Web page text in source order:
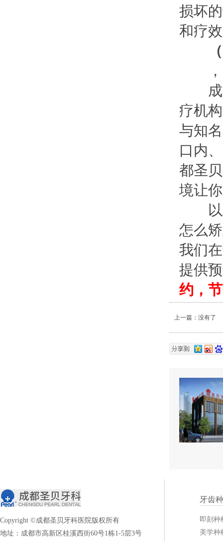
损坏
和疗
，
成都
疗机
与知
口内
都圣
境让
以上
怎么
我们
提供
约，
上一篇：没有了
Copyright ©成都圣贝牙科医院版权所有
地址：成都市高新区桂溪西街60号1栋1-5层3号
牙齿
即刻种
美学种